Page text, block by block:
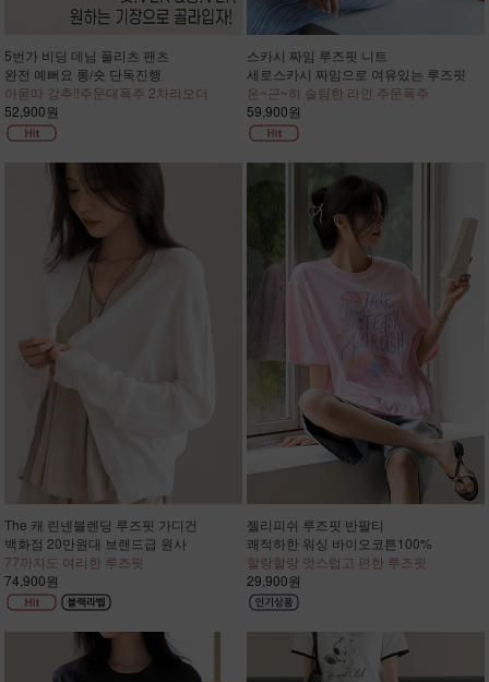
5번가 비딩 데님 플리츠 팬츠
완전 예뻐요 롱/숏 단독진행
아묻따 강추!!주문대폭주 2차리오더
52,900원
스카시 짜임 루즈핏 니트
세로스카시 짜임으로 여유있는 루즈핏
은~근~히 슬림한 라인 주문폭주
59,900원
The 캐 린넨블렌딩 루즈핏 가디건
백화점 20만원대 브랜드급 원사
77까지도 여리한 루즈핏
74,900원
젤리피쉬 루즈핏 반팔티
쾌적하한 워싱 바이오코튼100%
할랑할랑 멋스럽고 편한 루즈핏
29,900원